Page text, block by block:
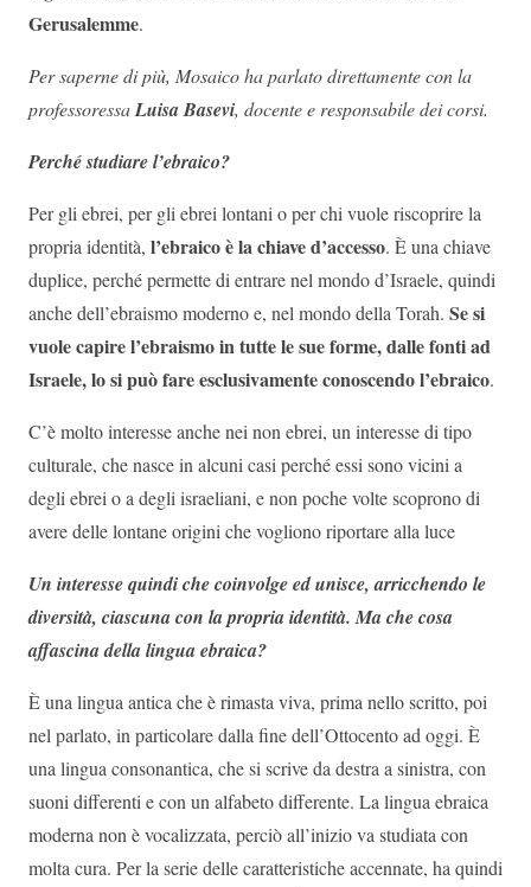
Gerusalemme.
Per saperne di più, Mosaico ha parlato direttamente con la
professoressaLuisa Basevi, docente e responsabile dei corsi.
Perché studiare l’ebraico?
Per gli ebrei, per gli ebrei lontani o per chi vuole riscoprire la
propria identità, l’ebraico è la chiave d’accesso. È una chiave
duplice, perché permette di entrare nel mondo d’Israele, quindi
anche dell’ebraismo moderno e, nel mondo della Torah. Se si
vuole capire l’ebraismo in tutte le sue forme, dalle fonti ad
Israele, lo si può fare esclusivamente conoscendo l’ebraico.
C’è molto interesse anche nei non ebrei, un interesse di tipo
culturale, che nasce in alcuni casi perché essi sono vicini a
degli ebrei o a degli israeliani, e non poche volte scoprono di
avere delle lontane origini che vogliono riportare alla luce
Un interesse quindi che coinvolge ed unisce, arricchendo le
diversità, ciascuna con la propria identità. Ma che cosa
affascina della lingua ebraica?
È una lingua antica che è rimasta viva, prima nello scritto, poi
nel parlato, in particolare dalla fine dell’Ottocento ad oggi. È
una lingua consonantica, che si scrive da destra a sinistra, con
suoni differenti e con un alfabeto differente. La lingua ebraica
moderna non è vocalizzata, perciò all’inizio va studiata con
molta cura. Per la serie delle caratteristiche accennate, ha quindi